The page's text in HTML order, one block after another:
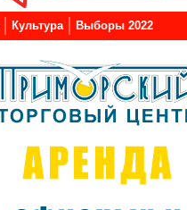
Культура Выборы 2022